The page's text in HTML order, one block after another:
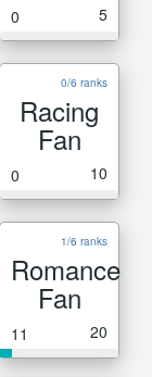
0 5
0/6 ranks
Racing
Fan
0 10
1/6 ranks
Romance
Fan
11 20